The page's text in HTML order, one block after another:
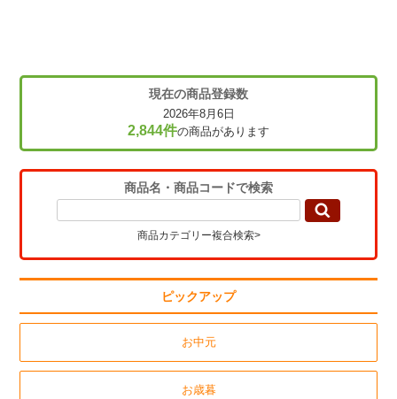
現在の商品登録数
2026年8月6日
2,844件の商品があります
商品名・商品コードで検索
商品カテゴリー複合検索>
ピックアップ
お中元
お歳暮